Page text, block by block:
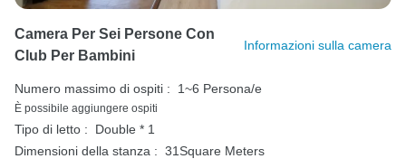
Camera Per Sei Persone Con
Club Per Bambini
Informazioni sulla camera
Numero massimo di ospiti : 1~6 Persona/e
È possibile aggiungere ospiti
Tipo di letto :
Double * 1
Dimensioni della stanza : 31Square Meters